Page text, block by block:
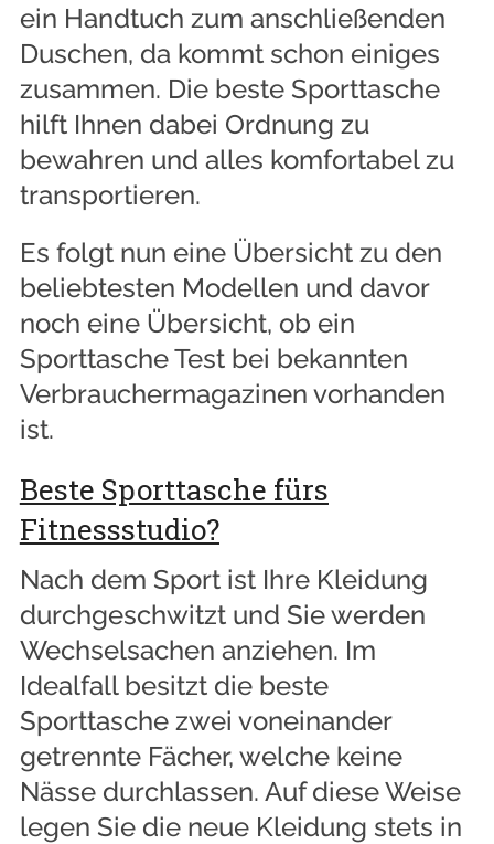
ein Handtuch zum anschließenden
Duschen, da kommt schon einiges
zusammen. Die beste Sporttasche
hilft Ihnen dabei Ordnung zu
bewahren und alles komfortabel zu
transportieren.
Es folgt nun eine Übersicht zu den
beliebtesten Modellen und davor
noch eine Übersicht, ob ein
Sporttasche Test bei bekannten
Verbrauchermagazinen vorhanden
ist.
Beste Sporttasche fürs
Fitnessstudio?
Nach dem Sport ist Ihre Kleidung
durchgeschwitzt und Sie werden
Wechselsachen anziehen. Im
Idealfall besitzt die beste
Sporttasche zwei voneinander
getrennte Fächer, welche keine
Nässe durchlassen. Auf diese Weise
legen Sie die neue Kleidung stets in